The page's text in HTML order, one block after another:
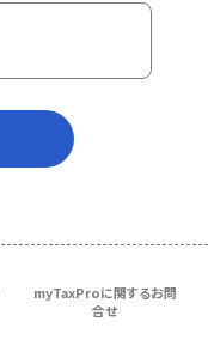
myTaxProに関するお問
合せ